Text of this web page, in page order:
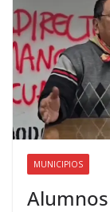
MUNICIPIOS